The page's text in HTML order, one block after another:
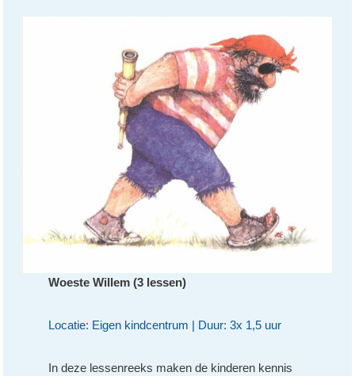
Woeste Willem (3 lessen)
Locatie: Eigen kindcentrum | Duur: 3x 1,5 uur
In deze lessenreeks maken de kinderen kennis